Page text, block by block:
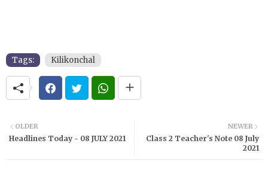
Tags: Kilikonchal
NEWER
Class 2 Teacher's Note 08 July
2021
OLDER
Headlines Today - 08 JULY 2021